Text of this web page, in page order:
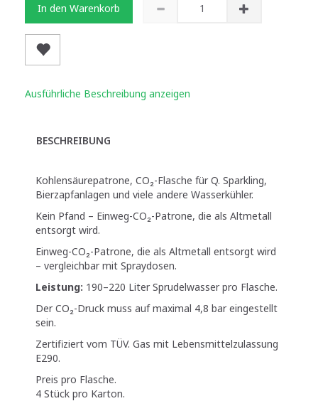
In den Warenkorb
Ausführliche Beschreibung anzeigen
BESCHREIBUNG
Kohlensäurepatrone, CO₂-Flasche für Q. Sparkling,
Bierzapfanlagen und viele andere Wasserkühler.
Kein Pfand – Einweg-CO₂-Patrone, die als Altmetall
entsorgt wird.
Einweg-CO₂-Patrone, die als Altmetall entsorgt wird
– vergleichbar mit Spraydosen.
Leistung: 190–220 Liter Sprudelwasser pro Flasche.
Der CO₂-Druck muss auf maximal 4,8 bar eingestellt
sein.
Zertifiziert vom TÜV. Gas mit Lebensmittelzulassung
E290.
Preis pro Flasche.
4 Stück pro Karton.